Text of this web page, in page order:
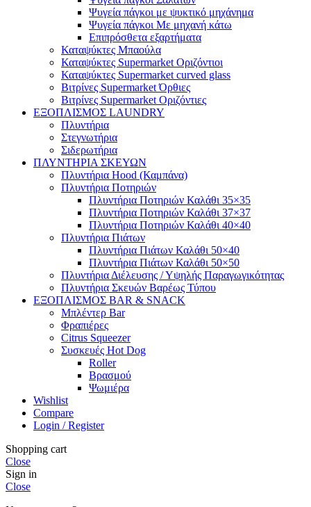
Ψυγεία πάγκοι με ψυκτικό μηχάνημα
Ψυγεία πάγκοι Με μηχανή κάτω
Επιπρόσθετα εξαρτήματα
Καταψύκτες Μπαούλα
Καταψύκτες Supermarket Οριζόντιοι
Καταψύκτες Supermarket curved glass
Βιτρίνες Supermarket Όρθιες
Βιτρίνες Supermarket Οριζόντιες
ΕΞΟΠΛΙΣΜΟΣ LAUNDRY
Πλυντήρια
Στεγνωτήρια
Σιδερωτήρια
ΠΛΥΝΤΗΡΙΑ ΣΚΕΥΩΝ
Πλυντήρια Hood (Καμπάνα)
Πλυντήρια Ποτηριών
Πλυντήρια Ποτηριών Καλάθι 35×35
Πλυντήρια Ποτηριών Καλάθι 37×37
Πλυντήρια Ποτηριών Καλάθι 40×40
Πλυντήρια Πιάτων
Πλυντήρια Πιάτων Καλάθι 50×40
Πλυντήρια Πιάτων Καλάθι 50×50
Πλυντήρια Διέλευσης / Υψηλής Παραγωγικότητας
Πλυντήρια Σκευών Βαρέως Τύπου
ΕΞΟΠΛΙΣΜΟΣ BAR & SNACK
Μπλέντερ Bar
Φραπιέρες
Citrus Squeezer
Συσκευές Hot Dog
Roller
Βρασμού
Ψωμιέρα
Wishlist
Compare
Login / Register
Shopping cart
Close
Sign in
Close